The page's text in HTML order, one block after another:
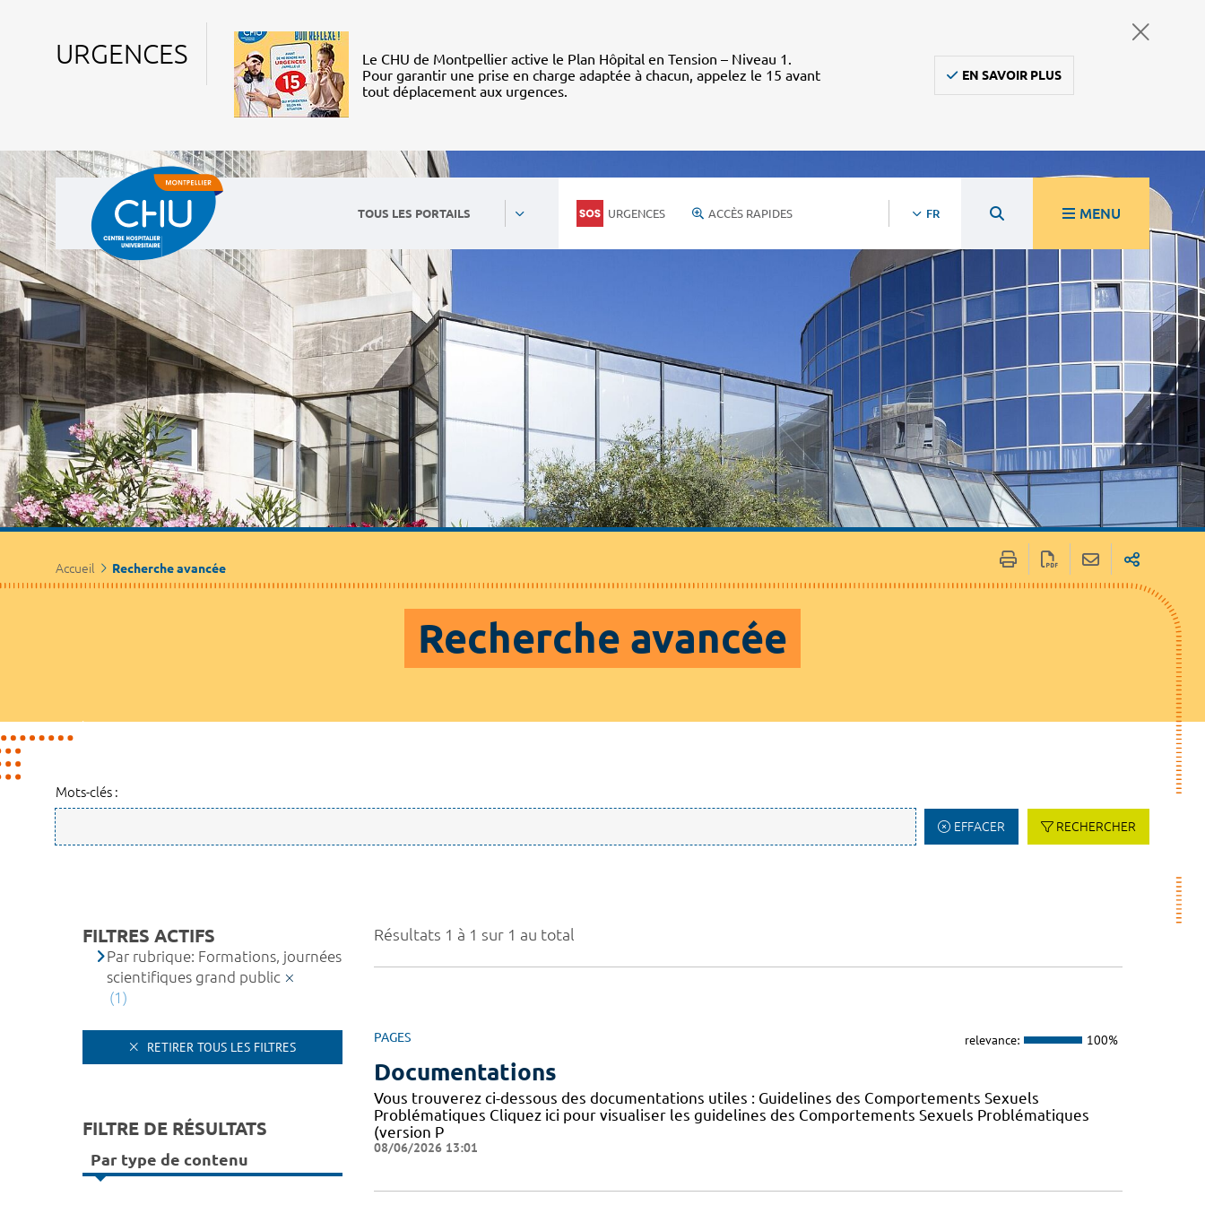
URGENCES
Le CHU de Montpellier active le Plan Hôpital en Tension – Niveau 1.
Pour garantir une prise en charge adaptée à chacun, appelez le 15 avant
tout déplacement aux urgences.
EN SAVOIR PLUS
TOUS LES PORTAILS URGENCES ACCÈS RAPIDES FR MENU
Accueil Recherche avancée
Recherche avancée
Mots-clés :
EFFACER RECHERCHER
Résultats 1 à 1 sur 1 au total
PAGES relevance: 100%
Documentations
Vous trouverez ci-dessous des documentations utiles : Guidelines des Comportements Sexuels
Problématiques Cliquez ici pour visualiser les guidelines des Comportements Sexuels Problématiques
(version P
08/06/2026 13:01
FILTRES ACTIFS
Par rubrique: Formations, journées
scientifiques grand public
(1)
RETIRER TOUS LES FILTRES
FILTRE DE RÉSULTATS
Par type de contenu